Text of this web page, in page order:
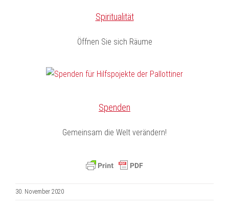
Spiritualität
Öffnen Sie sich Räume
Spenden
Gemeinsam die Welt verändern!
30. November 2020